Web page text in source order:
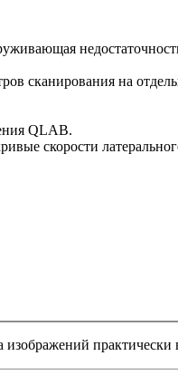
сканирования на
QLAB.
скорости
практически